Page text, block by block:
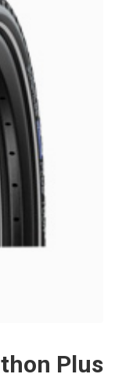
Plus